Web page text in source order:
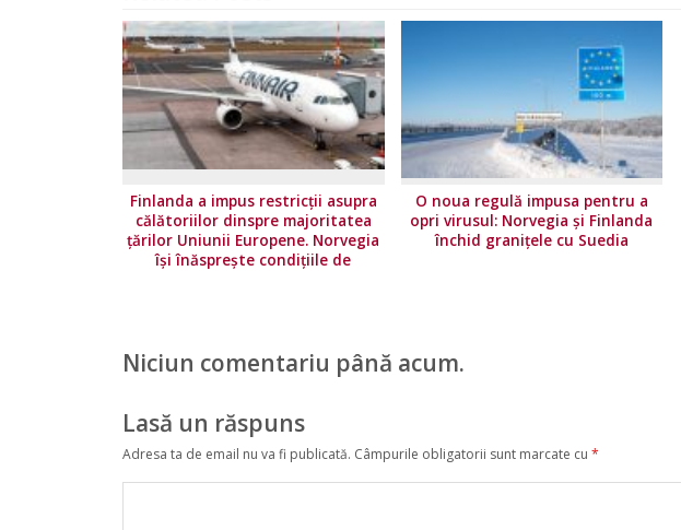
Finlanda a impus restricţii asupra
călătoriilor dinspre majoritatea
ţărilor Uniunii Europene. Norvegia
își înăsprește condițiile de
O noua regulă impusa pentru a
opri virusul: Norvegia și Finlanda
închid granițele cu Suedia
Niciun comentariu până acum.
Lasă un răspuns
Adresa ta de email nu va fi publicată. Câmpurile obligatorii sunt marcate cu *